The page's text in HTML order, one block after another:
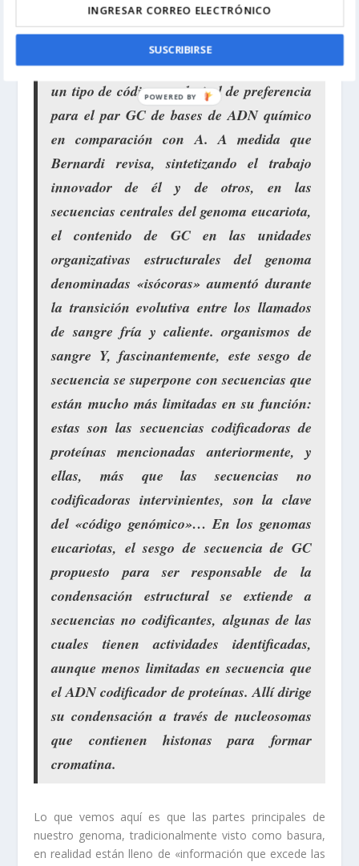
codificante vemos información en exceso
de simples repeticiones, repeticiones en
tándem y restos de retrovirus antiguos: hay
un tipo de código en el nivel de preferencia
para el par GC de bases de ADN químico
en comparación con A. A medida que
Bernardi revisa, sintetizando el trabajo
innovador de él y de otros, en las
secuencias centrales del genoma eucariota,
el contenido de GC en las unidades
organizativas estructurales del genoma
denominadas «isócoras» aumentó durante
la transición evolutiva entre los llamados
de sangre fría y caliente. organismos de
sangre Y, fascinantemente, este sesgo de
secuencia se superpone con secuencias que
están mucho más limitadas en su función:
estas son las secuencias codificadoras de
proteínas mencionadas anteriormente, y
ellas, más que las secuencias no
codificadoras intervinientes, son la clave
del «código genómico»… En los genomas
eucariotas, el sesgo de secuencia de GC
propuesto para ser responsable de la
condensación estructural se extiende a
secuencias no codificantes, algunas de las
cuales tienen actividades identificadas,
aunque menos limitadas en secuencia que
el ADN codificador de proteínas. Allí dirige
su condensación a través de nucleosomas
que contienen histonas para formar
cromatina.
Lo que vemos aquí es que las partes principales de
nuestro genoma, tradicionalmente visto como basura,
en realidad están lleno de «información que excede las
SUSCRIBIRSE